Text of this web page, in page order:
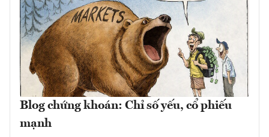
Blog chứng khoán: Chỉ số yếu, cổ phiếu
mạnh